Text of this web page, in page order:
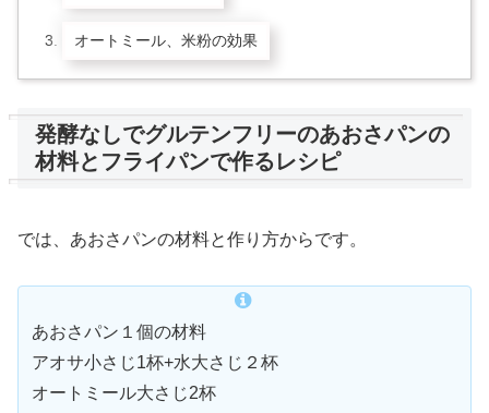
オートミール、米粉の効果
発酵なしでグルテンフリーのあおさパンの
材料とフライパンで作るレシピ
では、あおさパンの材料と作り方からです。
あおさパン１個の材料
アオサ小さじ1杯+水大さじ２杯
オートミール大さじ2杯